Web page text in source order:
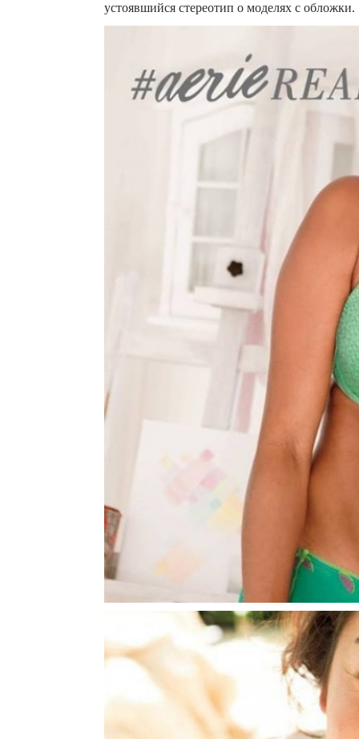
устоявшийся стереотип о моделях с обложки.